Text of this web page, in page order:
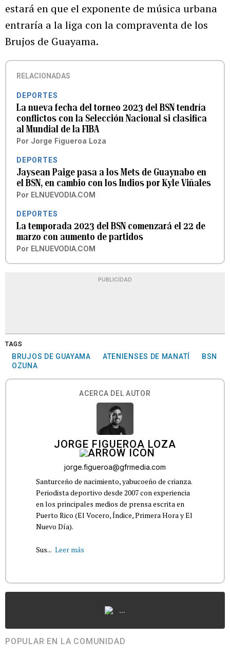
estará en que el exponente de música urbana
entraría a la liga con la compraventa de los
Brujos de Guayama.
RELACIONADAS
DEPORTES
La nueva fecha del torneo 2023 del BSN tendría
conflictos con la Selección Nacional si clasifica
al Mundial de la FIBA
Por Jorge Figueroa Loza
DEPORTES
Jaysean Paige pasa a los Mets de Guaynabo en
el BSN, en cambio con los Indios por Kyle Viñales
Por ELNUEVODIA.COM
DEPORTES
La temporada 2023 del BSN comenzará el 22 de
marzo con aumento de partidos
Por ELNUEVODIA.COM
PUBLICIDAD
TAGS
BRUJOS DE GUAYAMA ATENIENSES DE MANATÍ
BSN
OZUNA
ACERCA DEL AUTOR
JORGE FIGUEROA LOZA
jorge.figueroa@gfrmedia.com
Santurceño de nacimiento, yabucoeño de crianza.
Periodista deportivo desde 2007 con experiencia
en los principales medios de prensa escrita en
Puerto Rico (El Vocero, Índice, Primera Hora y El
Nuevo Día).
Sus... Leer más
...
POPULAR EN LA COMUNIDAD